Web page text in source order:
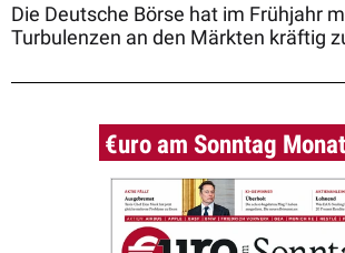
Die Deutsche Börse hat im Frühjahr
Turbulenzen an den Märkten kräftig
€uro am Sonntag